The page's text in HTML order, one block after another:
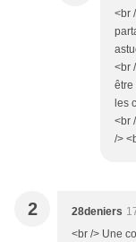
<br
<br
être
les
<br
/>
2 28deniers
<br /> Une